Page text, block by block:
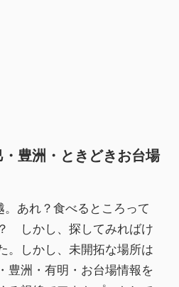
豊洲・ときどきお台場
あれ？食べるところって
しかし、探してみればけ
。しかし、未開拓な場所は
豊洲・有明・お台場情報を